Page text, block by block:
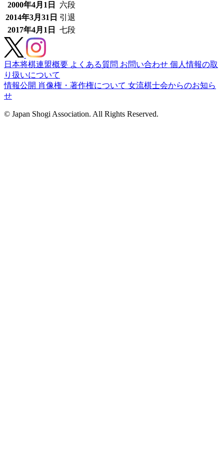
2000年4月1日
六段
2014年3月31日 引退
2017年4月1日
七段
日本将棋連盟概要 よくある質問 お問い合わせ 個人情報の取
り扱いについて
情報公開 肖像権・著作権について 女流棋士会からのお知ら
せ
© Japan Shogi Association. All Rights Reserved.